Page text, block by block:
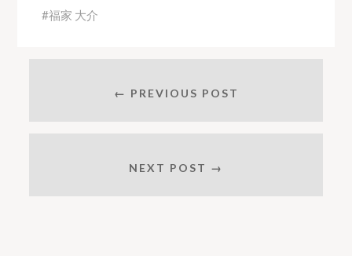
福家 大介
← PREVIOUS POST
NEXT POST →